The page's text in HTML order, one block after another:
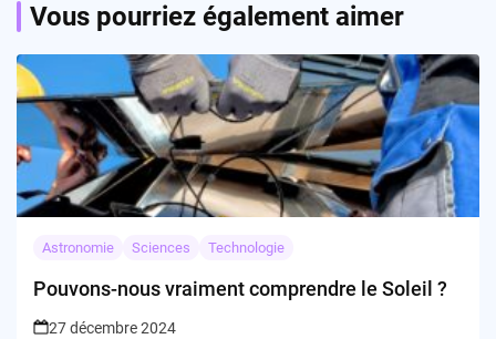
Vous pourriez également aimer
Astronomie Sciences Technologie
Pouvons-nous vraiment comprendre le Soleil ?
27 décembre 2024